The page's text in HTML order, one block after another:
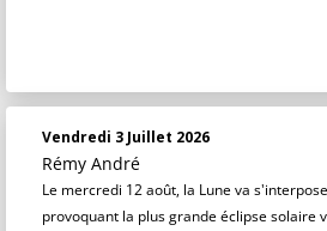
Vendredi 3 Juillet 2026
Rémy André
Le mercredi 12 août, la Lune va
provoquant la plus grande éclipse solaire